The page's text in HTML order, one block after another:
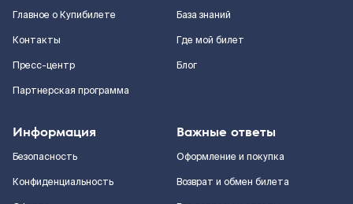
Главное о Купибилете
Контакты
Пресс-центр
Партнерская программа
База знаний
Где мой билет
Блог
Информация
Безопасность
Конфиденциальность
Важные ответы
Оформление и покупка
Возврат и обмен билета